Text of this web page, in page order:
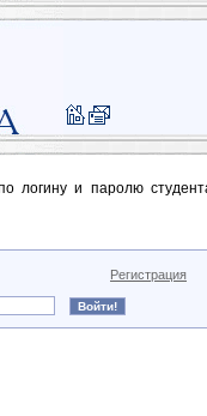
логину и паролю
Регистрация